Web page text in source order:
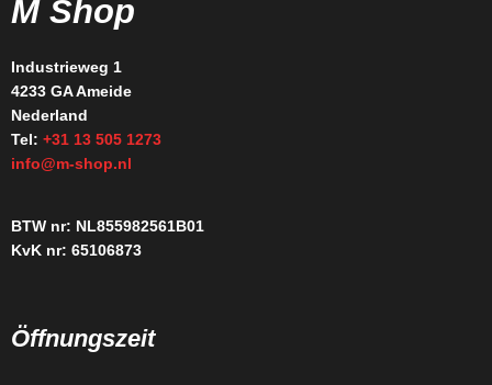
M Shop
Industrieweg 1
4233 GA Ameide
Nederland
Tel: +31 13 505 1273
info@m-shop.nl
BTW nr: NL855982561B01
KvK nr: 65106873
Öffnungszeit